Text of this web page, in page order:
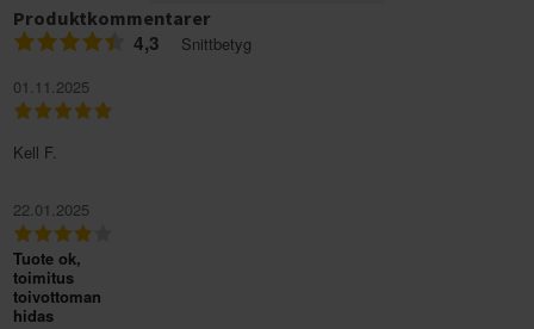
Produktkommentarer
4,3
Snittbetyg
01.11.2025
Kell F.
22.01.2025
Tuote ok,
toimitus
toivottoman
hidas